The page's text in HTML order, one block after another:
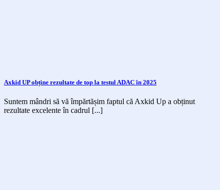
Axkid UP obține rezultate de top la testul ADAC în 2025
Suntem mândri să vă împărtășim faptul că Axkid Up a obținut
rezultate excelente în cadrul [...]